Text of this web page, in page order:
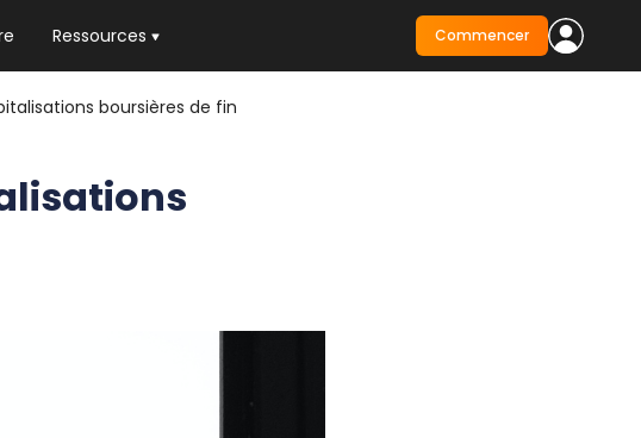
Ressources
besoin
les
Commencer
boursières de fin